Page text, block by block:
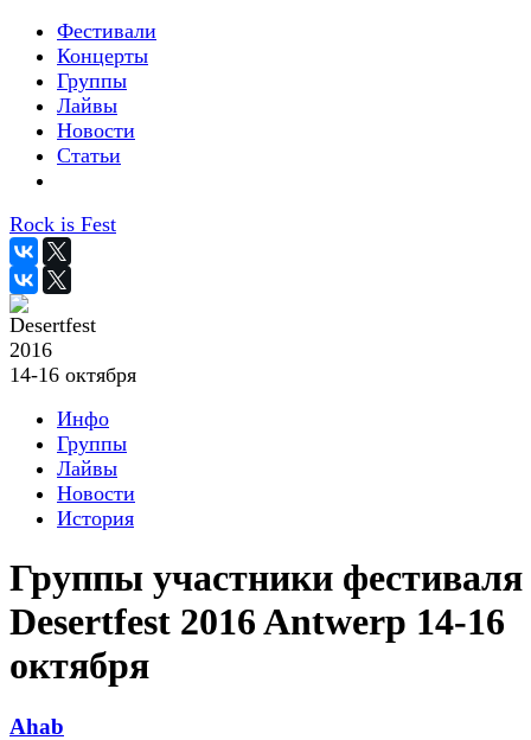
Фестивали
Концерты
Группы
Лайвы
Новости
Статьи
Rock is Fest
2016
14-16 октября
Инфо
Группы
Лайвы
Новости
История
Группы участники фестиваля
Desertfest 2016 Antwerp 14-16
октября
Ahab